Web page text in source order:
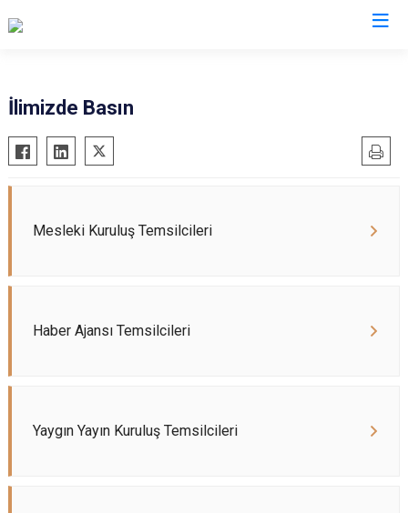
İlimizde Basın
Mesleki Kuruluş Temsilcileri
Haber Ajansı Temsilcileri
Yaygın Yayın Kuruluş Temsilcileri